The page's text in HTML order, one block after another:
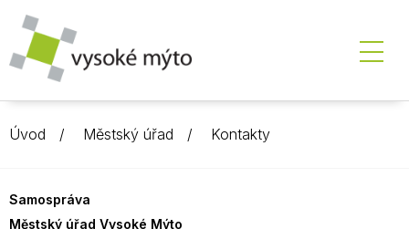
Úvod Městský úřad Kontakty
Samospráva
Městský úřad Vysoké Mýto